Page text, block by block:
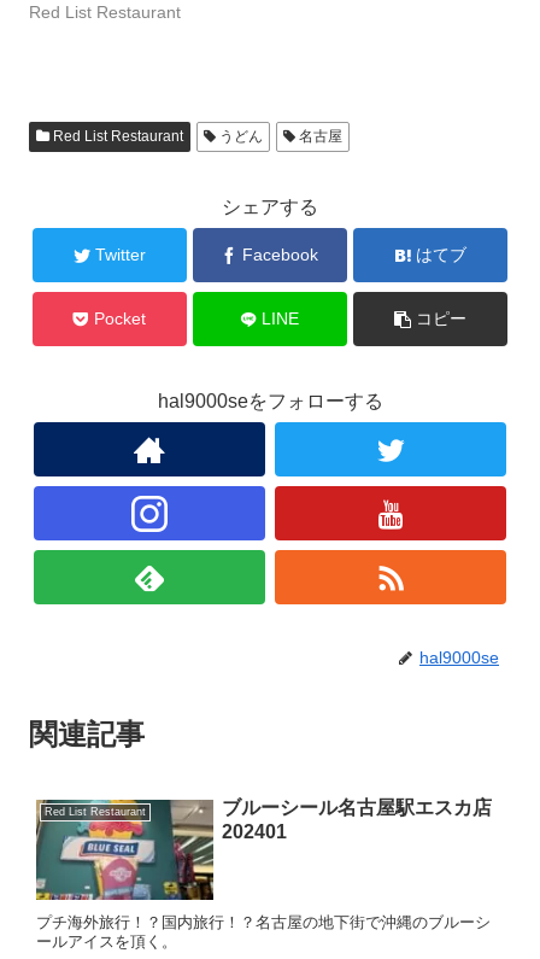
Red List Restaurant
Red List Restaurant うどん 名古屋
シェアする
Twitter Facebook はてブ
Pocket LINE コピー
hal9000seをフォローする
hal9000se
関連記事
Red List Restaurant
ブルーシール名古屋駅エスカ店
202401
プチ海外旅行！？国内旅行！？名古屋の地下街で沖縄のブルーシ
ールアイスを頂く。